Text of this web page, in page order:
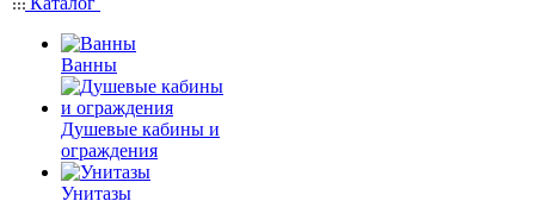
Ванны
Душевые кабины и
ограждения
Унитазы